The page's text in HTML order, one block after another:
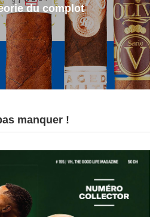
du complot
manquer !